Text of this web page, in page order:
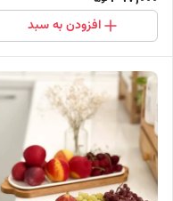
افزودن به سبد